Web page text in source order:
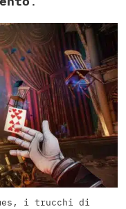
i trucchi di